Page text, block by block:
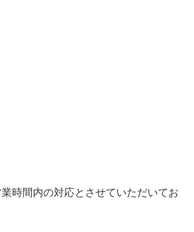
時間内の対応とさせていただいてお